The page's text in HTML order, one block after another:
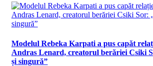
Modelul Rebeka Karpati a pus capăt
Andras Lenard, creatorul berăriei Csiki
și singură”